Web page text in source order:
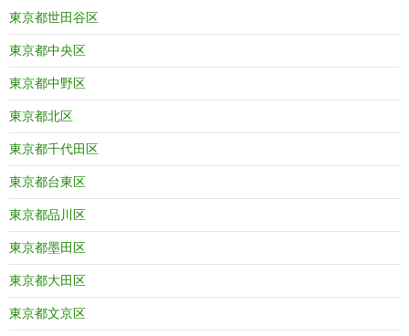
東京都世田谷区
東京都中央区
東京都中野区
東京都北区
東京都千代田区
東京都台東区
東京都品川区
東京都墨田区
東京都大田区
東京都文京区